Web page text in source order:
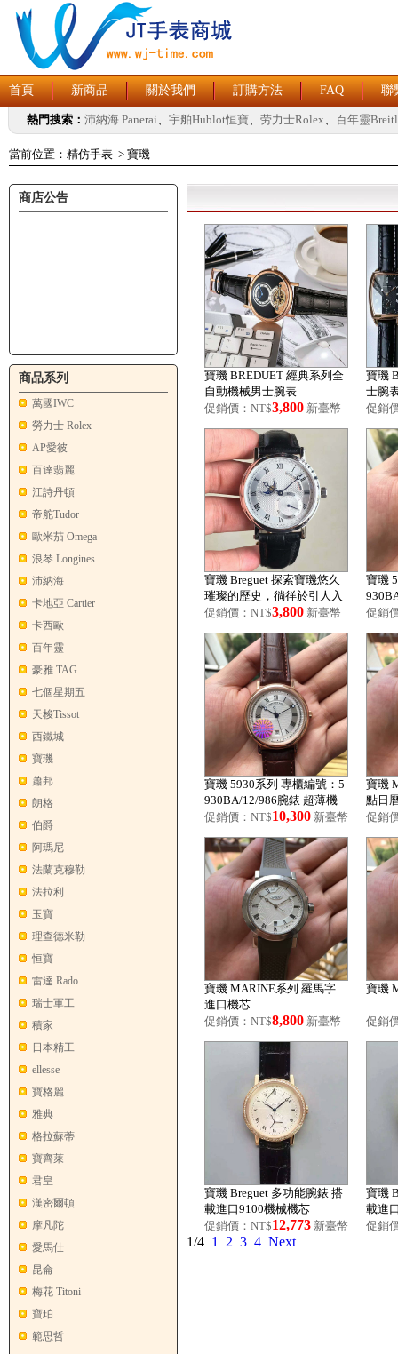
首頁 新商品 關於我們 訂購方法 FAQ 聯
熱門搜索： 沛納海 Panerai、 宇舶Hublot恒寶、 劳力士Rolex、 百年靈
當前位置： 精仿手表 > 寶璣
商店公告
商品系列
萬國IWC
勞力士 Rolex
AP愛彼
百達翡麗
江詩丹頓
帝舵Tudor
歐米茄 Omega
浪琴 Longines
沛納海
卡地亞 Cartier
卡西歐
百年靈
豪雅 TAG
七個星期五
天梭Tissot
西鐵城
寶璣
蕭邦
朗格
伯爵
阿瑪尼
法蘭克穆勒
法拉利
玉寶
理查德米勒
恒寶
雷達 Rado
瑞士軍工
積家
日本精工
ellesse
寶格麗
雅典
格拉蘇蒂
寶齊萊
君皇
漢密爾頓
摩凡陀
愛馬仕
昆侖
梅花 Titoni
寶珀
範思哲
寶璣 BREDUET 經典系列全
自動機械男士腕表
促銷價：NT$3,800 新臺幣
寶璣
士腕
促銷
寶璣 Breguet 探索寶璣悠久
璀璨的歷史，徜徉於引人入
勝的寶璣世界！
促銷價：NT$3,800 新臺幣
寶璣
促銷
寶璣 5930系列 專櫃編號：5
930BA/12/986腕錶 超薄機
械腕錶
促銷價：NT$10,300 新臺幣
寶璣
點日
促銷
寶璣 MARINE系列 羅馬字
進口機芯
促銷價：NT$8,800 新臺幣
寶璣
促銷
寶璣 Breguet 多功能腕錶 搭
載進口9100機械機芯
促銷價：NT$12,773 新臺幣
寶璣
載進
促銷
1/4 1 2 3 4 Next